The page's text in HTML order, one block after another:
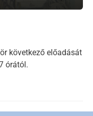
következő előadását
órától.